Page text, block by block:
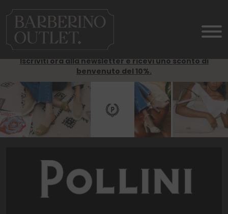
Iscriviti ora alla newsletter e ricevi uno sconto di
benvenuto del 10%.